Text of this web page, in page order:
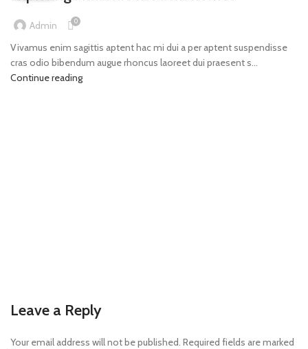
Admin 0
Vivamus enim sagittis aptent hac mi dui a per aptent suspendisse
cras odio bibendum augue rhoncus laoreet dui praesent s...
Continue reading
Leave a Reply
Your email address will not be published. Required fields are marked